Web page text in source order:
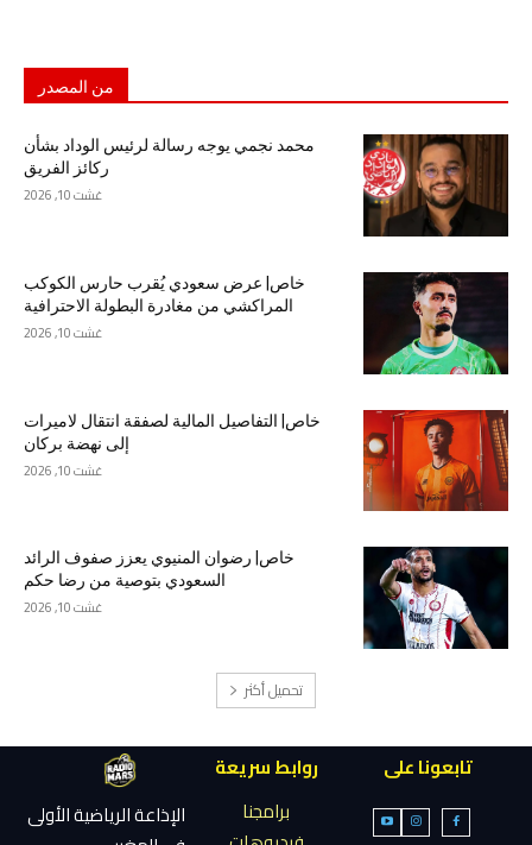
من المصدر
محمد نجمي يوجه رسالة لرئيس الوداد بشأن
ركائز الفريق
غشت 10, 2026
خاص| عرض سعودي يُقرب حارس الكوكب
المراكشي من مغادرة البطولة الاحترافية
غشت 10, 2026
خاص| التفاصيل المالية لصفقة انتقال لاميرات
إلى نهضة بركان
غشت 10, 2026
خاص| رضوان المنيوي يعزز صفوف الرائد
السعودي بتوصية من رضا حكم
غشت 10, 2026
تحميل أكثر
تابعونا على
روابط سريعة
برامجنا
الإذاعة الرياضية الأولى